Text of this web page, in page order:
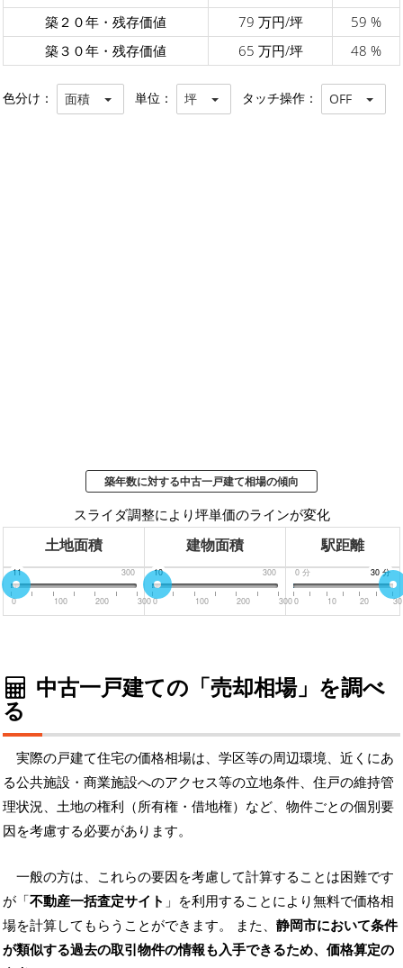
築２０年・残存価値
79 万円/坪
59 %
築３０年・残存価値
65 万円/坪 48 %
色分け： 面積 単位： 坪 タッチ操作： OFF
築年数に対する中古一戸建て相場の傾向
スライダ調整により坪単価のラインが変化
土地面積 建物面積 駅距離
0 300
11
0 100 200 300
0 300
10
0 100 200 300
0 分 30 分
30 分
0 10 20 30
中古一戸建ての「売却相場」を調べ
る
実際の戸建て住宅の価格相場は、学区等の周辺環境、近くにあ
る公共施設・商業施設へのアクセス等の立地条件、住戸の維持管
理状況、土地の権利（所有権・借地権）など、物件ごとの個別要
因を考慮する必要があります。
一般の方は、これらの要因を考慮して計算することは困難です
が「不動産一括査定サイト 」を利用することにより無料で価格相
場を計算してもらうことができます。 また、 静岡市において条件
が類似する過去の取引物件の情報も入手できるため、価格算定の